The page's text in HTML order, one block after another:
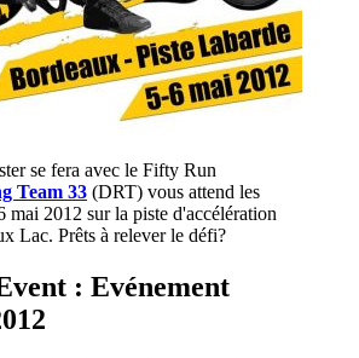
se fera avec le Fifty Run
Team 33 (DRT) vous attend les
mai 2012 sur la piste d'accélération
Lac. Prêts à relever le défi?
: Evénement